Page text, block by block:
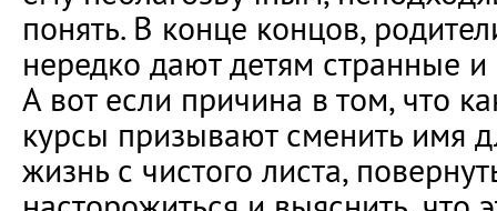
понять. В конце концов,
нередко дают детям странные и
А вот если причина в том, что
курсы призывают сменить имя
жизнь с чистого листа,